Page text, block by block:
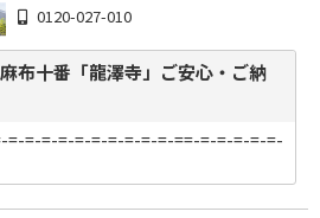
0120-027-010
布十番「龍澤寺」ご安心・ご納
=-=-=-=-=-=-=-=-=-==-=-=-=-=-=-